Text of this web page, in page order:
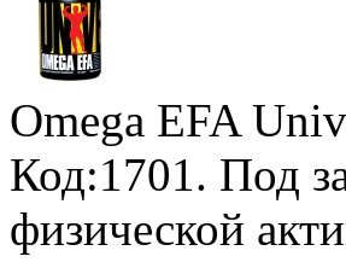
Omega EFA
Код:1701. Под
физической